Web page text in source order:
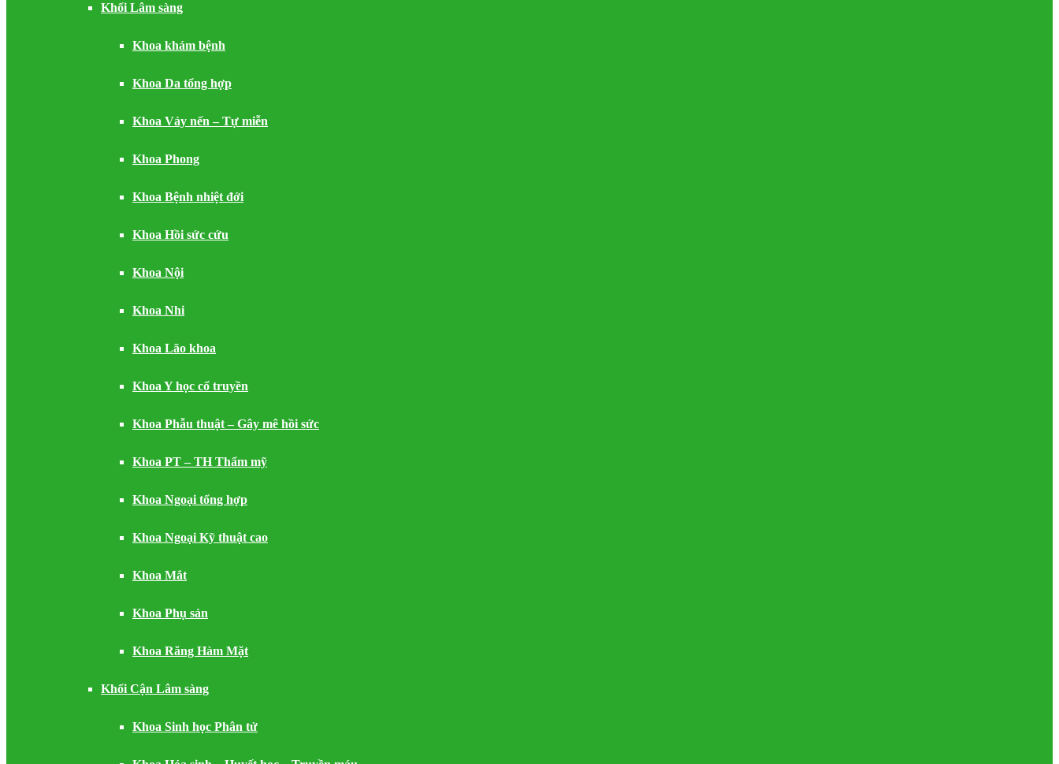
Khối Lâm sàng
Khoa khám bệnh
Khoa Da tổng hợp
Khoa Vảy nến – Tự miễn
Khoa Phong
Khoa Bệnh nhiệt đới
Khoa Hồi sức cứu
Khoa Nội
Khoa Nhi
Khoa Lão khoa
Khoa Y học cổ truyền
Khoa Phẫu thuật – Gây mê hồi sức
Khoa PT – TH Thẩm mỹ
Khoa Ngoại tổng hợp
Khoa Ngoại Kỹ thuật cao
Khoa Mắt
Khoa Phụ sản
Khoa Răng Hàm Mặt
Khối Cận Lâm sàng
Khoa Sinh học Phân tử